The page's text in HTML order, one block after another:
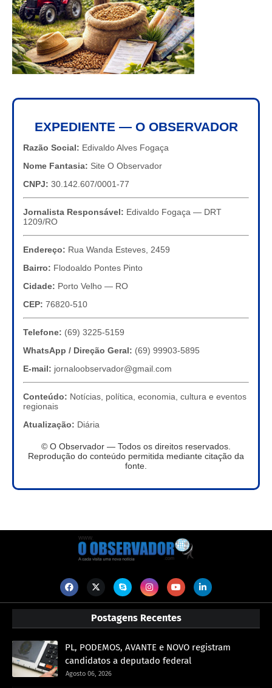
EXPEDIENTE — O OBSERVADOR
Razão Social: Edivaldo Alves Fogaça
Nome Fantasia: Site O Observador
CNPJ: 30.142.607/0001-77
Jornalista Responsável: Edivaldo Fogaça — DRT
1209/RO
Endereço: Rua Wanda Esteves, 2459
Bairro: Flodoaldo Pontes Pinto
Cidade: Porto Velho — RO
CEP: 76820-510
Telefone: (69) 3225-5159
WhatsApp / Direção Geral: (69) 99903-5895
E-mail: jornaloobservador@gmail.com
Conteúdo: Notícias, política, economia, cultura e eventos
regionais
Atualização: Diária
© O Observador — Todos os direitos reservados.
Reprodução do conteúdo permitida mediante citação da
fonte.
Postagens Recentes
PL, PODEMOS, AVANTE e NOVO registram
candidatos a deputado federal
Agosto 06, 2026